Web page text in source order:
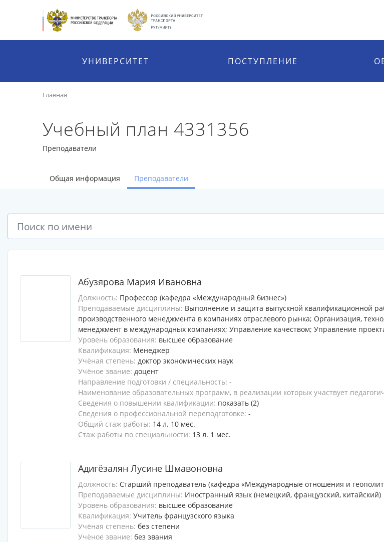
УНИВЕРСИТЕТ ПОСТУПЛЕНИЕ
Главная
Учебный план 4331356
Преподаватели
Общая информация Преподаватели
Абузярова Мария Ивановна
Должность: Профессор (кафедра «Международный бизнес»)
Преподаваемые дисциплины: Выполнение и защита выпускной квалификационной
производственного менеджмента в компаниях отраслевого рынка; Организация,
менеджмент в международных компаниях; Управление качеством; Управление
Уровень образования: высшее образование
Квалификация: Менеджер
Учёная степень: доктор экономических наук
Учёное звание: доцент
Направление подготовки / специальность: -
Наименование образовательных программ, в реализации которых участвует
Сведения о повышении квалификации: показать (2)
Сведения о профессиональной переподготовке: -
Общий стаж работы: 14 л. 10 мес.
Стаж работы по специальности: 13 л. 1 мес.
Адигёзалян Лусине Шмавоновна
Должность: Старший преподаватель (кафедра «Международные отношения и
Преподаваемые дисциплины: Иностранный язык (немецкий, французский, китайский)
Уровень образования: высшее образование
Квалификация: Учитель французского языка
Учёная степень: без степени
Учёное звание: без звания